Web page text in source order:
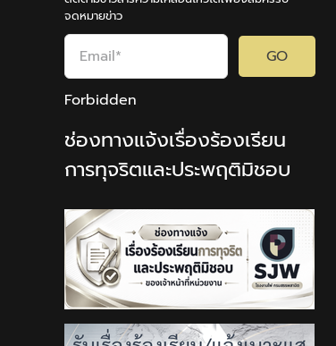
จดหมายข่าว
GO
Forbidden
ช่องทางแจ้งเรื่องร้องเรียน
การทุจริตและประพฤติมิชอบ